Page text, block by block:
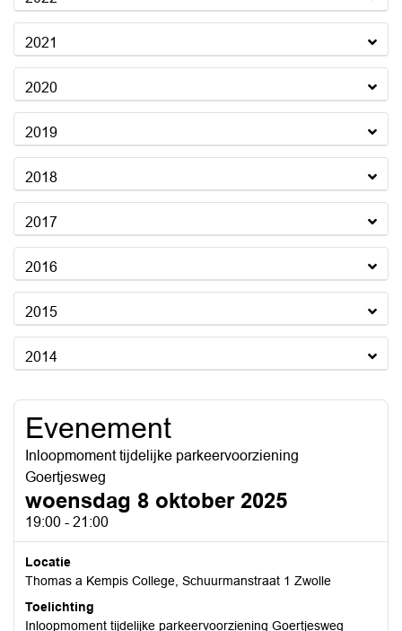
2021
2020
2019
2018
2017
2016
2015
2014
Evenement
Inloopmoment tijdelijke parkeervoorziening
Goertjesweg
woensdag 8 oktober 2025
19:00 - 21:00
Locatie
Thomas a Kempis College, Schuurmanstraat 1 Zwolle
Toelichting
Inloopmoment tijdelijke parkeervoorziening Goertjesweg